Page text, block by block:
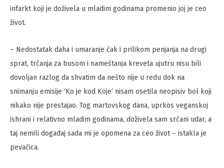
infarkt koji je doživela u mladim godinama promenio joj je ceo
život.
– Nedostatak daha i umaranje čak i prilikom penjanja na drugi
sprat, trčanja za busom i nameštanja kreveta ujutru nisu bili
dovoljan razlog da shvatim da nešto nije u redu dok na
snimanju emisije ‘Ko je kod Koje’ nisam osetila neopisiv bol koji
nikako nije prestajao. Tog martovskog dana, uprkos veganskoj
ishrani i relativno mladim godinama, doživela sam srčani udar, a
taj nemili događaj sada mi je opomena za ceo život – istakla je
pevačica.